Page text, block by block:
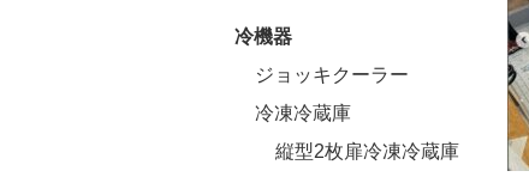
冷機器
ジョッキクーラー
冷凍冷蔵庫
縦型2枚扉冷凍冷蔵庫